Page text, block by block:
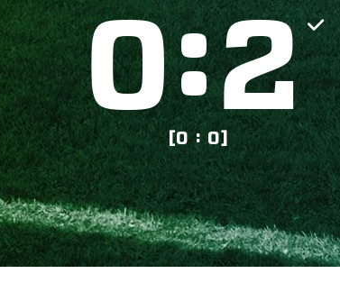
:
[0 : 0]